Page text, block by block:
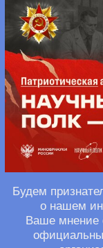
Будем
о нашем
Ваше мнение